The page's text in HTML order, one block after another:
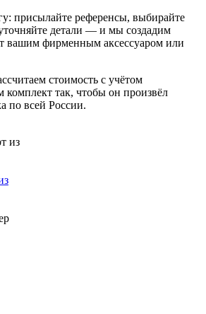
присылайте референсы, выбирайте
детали — и мы создадим
вашим фирменным аксессуаром или
стоимость с учётом
комплект так, чтобы он произвёл
по всей России.